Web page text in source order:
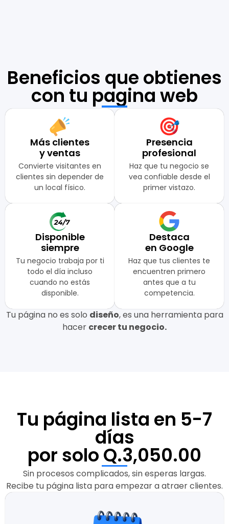
Beneficios que obtienes
con tu pagina web
Más clientes
y ventas
Convierte visitantes en
clientes sin depender de
un local físico.
Presencia
profesional
Haz que tu negocio se
vea confiable desde el
primer vistazo.
Disponible
siempre
Tu negocio trabaja por ti
todo el día incluso
cuando no estás
disponible.
Destaca
en Google
Haz que tus clientes te
encuentren primero
antes que a tu
competencia.
Tu página no es solo diseño, es una herramienta para
hacer crecer tu negocio.
Tu página lista en 5-7
días
por solo Q.3,050.00
Sin procesos complicados, sin esperas largas.
Recibe tu página lista para empezar a atraer clientes.